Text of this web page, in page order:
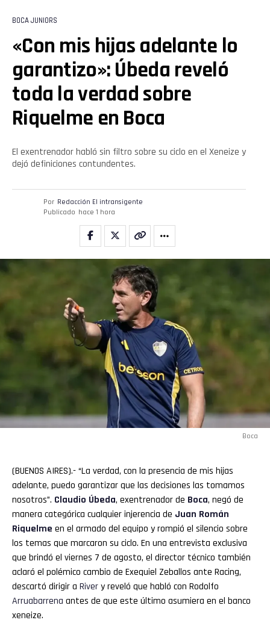
BOCA JUNIORS
«Con mis hijas adelante lo
garantizo»: Úbeda reveló
toda la verdad sobre
Riquelme en Boca
El exentrenador habló sin filtro sobre su ciclo en el Xeneize y
dejó definiciones contundentes.
Por Redacción El intransigente
Publicado hace 1 hora
Boca
(BUENOS AIRES).- “La verdad, con la presencia de mis hijas
adelante, puedo garantizar que las decisiones las tomamos
nosotros”. Claudio Úbeda, exentrenador de Boca, negó de
manera categórica cualquier injerencia de Juan Román
Riquelme en el armado del equipo y rompió el silencio sobre
los temas que marcaron su ciclo. En una entrevista exclusiva
que brindó el viernes 7 de agosto, el director técnico también
aclaró el polémico cambio de Exequiel Zeballos ante Racing,
descartó dirigir a Rivery reveló que habló con Rodolfo
Arruabarrena antes de que este último asumiera en el banco
xeneize.